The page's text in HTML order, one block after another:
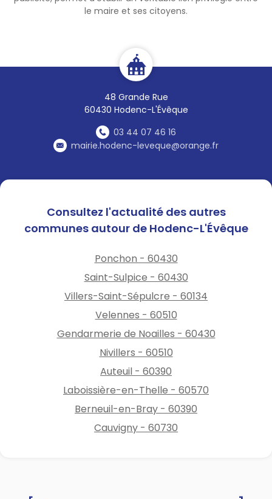
le maire et ses citoyens.
48 Grande Rue
60430 Hodenc-L'Évêque
03 44 07 46 16
mairie.hodenc-leveque@orange.fr
Consultez l'actualité des autres
communes autour de Hodenc-L'Évêque
Ponchon - 60430
Saint-Sulpice - 60430
Villers-Saint-Sépulcre - 60134
Velennes - 60510
Gendarmerie de Noailles - 60430
Nivillers - 60510
Auteuil - 60390
Laboissière-en-Thelle - 60570
Berneuil-en-Bray - 60390
Cauvigny - 60730